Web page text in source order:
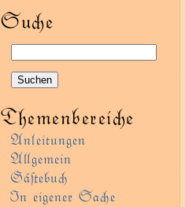
Sue
Themenbereie
Anleitungen
Agemein
Gäﬅebu
In eigener Sae